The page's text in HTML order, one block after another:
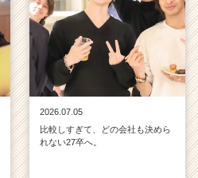
2026.07.05
比較しすぎて、どの会社も決めら
れない27卒へ。